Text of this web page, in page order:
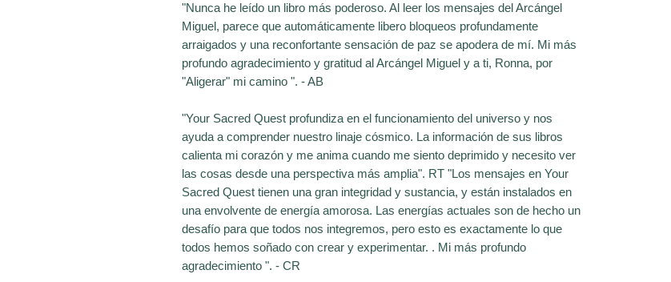
"Nunca he leído un libro más poderoso. Al leer los mensajes del Arcángel
Miguel, parece que automáticamente libero bloqueos profundamente
arraigados y una reconfortante sensación de paz se apodera de mí. Mi más
profundo agradecimiento y gratitud al Arcángel Miguel y a ti, Ronna, por
"Aligerar" mi camino ". - AB
"Your Sacred Quest profundiza en el funcionamiento del universo y nos
ayuda a comprender nuestro linaje cósmico. La información de sus libros
calienta mi corazón y me anima cuando me siento deprimido y necesito ver
las cosas desde una perspectiva más amplia". RT "Los mensajes en Your
Sacred Quest tienen una gran integridad y sustancia, y están instalados en
una envolvente de energía amorosa. Las energías actuales son de hecho un
desafío para que todos nos integremos, pero esto es exactamente lo que
todos hemos soñado con crear y experimentar. . Mi más profundo
agradecimiento ". - CR